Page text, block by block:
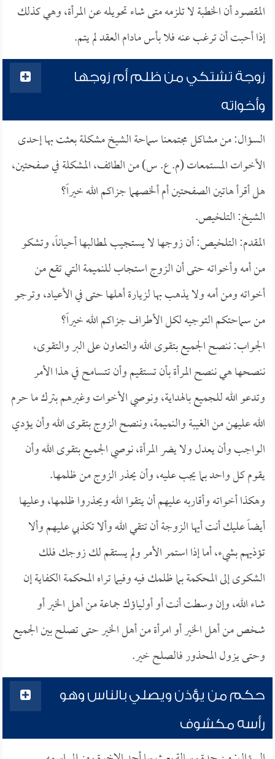
المقصود أن الخطبة لا تلزمه متى شاء تحويله عن المرأة، وهي كذلك
إذا أحبت أن ترغب عنه فلا بأس مادام العقد لم يتم.
زوجة تشتكي من ظلم أم زوجها
وأخواته
السؤال: من مشاكل مجتمعنا سماحة الشيخ مشكلة بعثت بها إحدى
الأخوات المستمعات (م. ع. س) من الطائف، المشكلة في صفحتين،
هل أقرأ هاتين الصفحتين أم ألخصهما جزاكم الله خيراً؟
الشيخ: التلخيص.
المقدم: التلخيص: أن زوجها لا يستجيب لمطالبها أحياناً، وتشكو
من أمه وأخواته حتى أن الزوج استجاب للنميمة التي تقع من
أخواته ومن أمه ولا يذهب بها لزيارة أهلها حتى في الأعياد، وترجو
من سماحتكم التوجيه لكل الأطراف جزاكم الله خيراً؟
الجواب: ننصح الجميع بتقوى الله والتعاون على البر والتقوى،
ننصحها هي ننصح المرأة بأن تستقيم وأن تتسامح في هذا الأمر
وتدعو الله للجميع بالهداية، ونوصي الأخوات وغيرهم بترك ما حرم
الله عليهن من الغيبة والنميمة، وننصح الزوج بتقوى الله وأن يؤدي
الواجب وأن يعدل ولا يضر المرأة، نوصي الجميع بتقوى الله وأن
يقوم كل واحد بما يجب عليه، وأن يحذر الزوج من ظلمها.
وهكذا أخواته وأقاربه عليهم أن يتقوا الله ويحذروا ظلمها، وعليها
أيضاً عليك أنت أيها الزوجة أن تتقي الله وألا تكذبي عليهم وألا
تؤذيهم بشيء، أما إذا استمر الأمر ولم يستقم لك زوجك فلك
الشكوى إلى المحكمة بما ظلمك فيه وفيما تراه المحكمة الكفاية إن
شاء الله، وإن وسطت أنت أو أولياؤك جماعة من أهل الخير أو
شخص من أهل الخير أو امرأة من أهل الخير حتى تصلح بين الجميع
وحتى يزول المحذور فالصلح خير.
حكم من يؤذن ويصلي بالناس وهو
رأسه مكشوف